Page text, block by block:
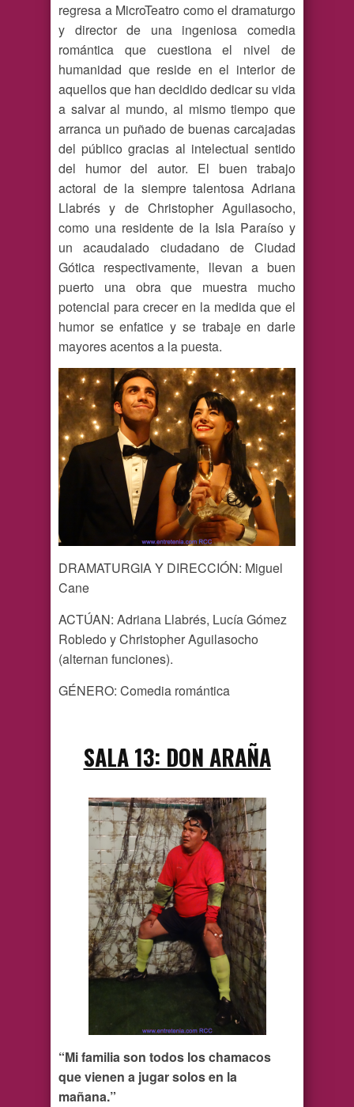
regresa a MicroTeatro como el dramaturgo
y director de una ingeniosa comedia
romántica que cuestiona el nivel de
humanidad que reside en el interior de
aquellos que han decidido dedicar su vida
a salvar al mundo, al mismo tiempo que
arranca un puñado de buenas carcajadas
del público gracias al intelectual sentido
del humor del autor. El buen trabajo
actoral de la siempre talentosa Adriana
Llabrés y de Christopher Aguilasocho,
como una residente de la Isla Paraíso y
un acaudalado ciudadano de Ciudad
Gótica respectivamente, llevan a buen
puerto una obra que muestra mucho
potencial para crecer en la medida que el
humor se enfatice y se trabaje en darle
mayores acentos a la puesta.
DRAMATURGIA Y DIRECCIÓN: Miguel
Cane
ACTÚAN: Adriana Llabrés, Lucía Gómez
Robledo y Christopher Aguilasocho
(alternan funciones).
GÉNERO: Comedia romántica
SALA 13: DON ARAÑA
“Mi familia son todos los chamacos
que vienen a jugar solos en la
mañana.”